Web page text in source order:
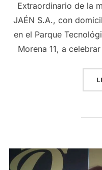
Extraordinario de la
JAÉN S.A., con
en el Parque
Morena 11, a